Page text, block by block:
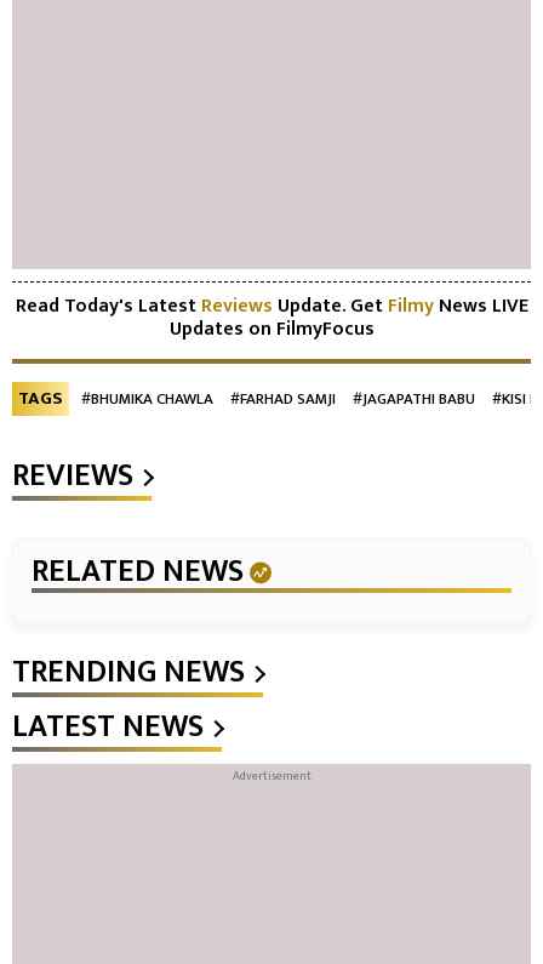
Read Today's LatestReviews Update. GetFilmyNews LIVE
Updates on FilmyFocus
TAGS #BHUMIKA CHAWLA #FARHAD SAMJI #JAGAPATHI BABU #KISI
REVIEWS
RELATED NEWS
TRENDING NEWS
LATEST NEWS